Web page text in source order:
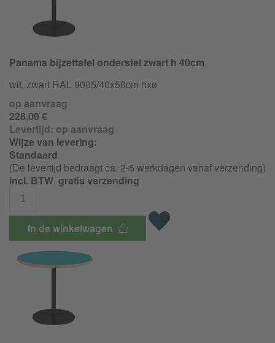
Panama bijzettafel onderstel zwart h 40cm
wit, zwart RAL 9005/40x50cm hxø
op aanvraag
228,00 €
Levertijd: op aanvraag
Wijze van levering:
Standaard
(De levertijd bedraagt ca. 2-5 werkdagen vanaf verzending)
incl. BTW, gratis verzending
In de winkelwagen